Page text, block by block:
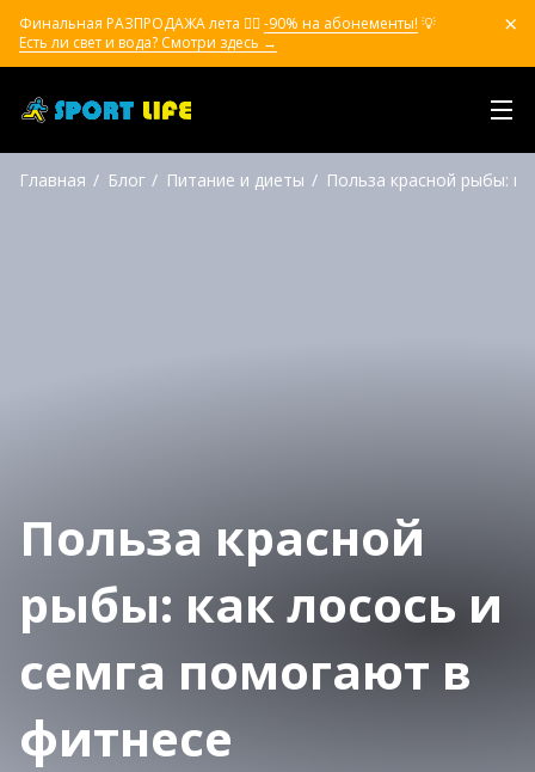
Финальная РАЗПРОДАЖА лета ❤️‍🔥 -90% на абонементы! 💡
Есть ли свет и вода? Смотри здесь →
Главная Блог Питание и диеты Польза красной рыбы:
Польза красной
рыбы: как лосось и
семга помогают в
фитнесе